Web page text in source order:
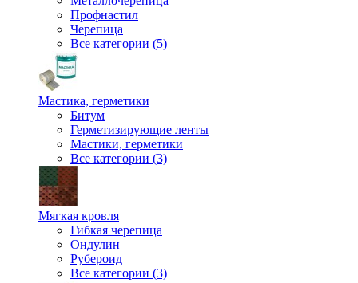
Профнастил
Черепица
Все категории (5)
Мастика, герметики
Битум
Герметизирующие ленты
Мастики, герметики
Все категории (3)
Мягкая кровля
Гибкая черепица
Ондулин
Рубероид
Все категории (3)